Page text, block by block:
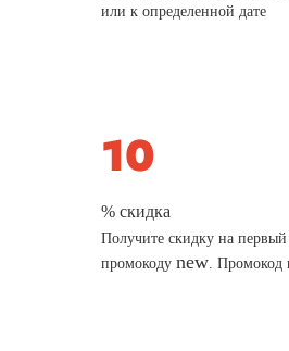
или к определенной дате
% скидка
Получите скидку на
промокодуnew. Промокод